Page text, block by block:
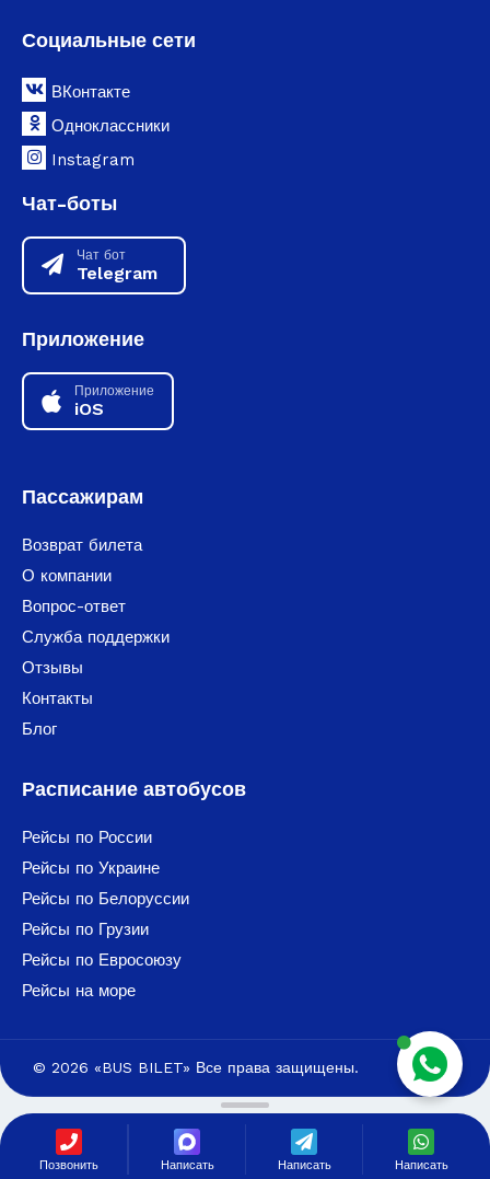
Социальные сети
ВКонтакте
Одноклассники
Instagram
Чат-боты
Чат бот
Telegram
Приложение
Приложение
iOS
Пассажирам
Возврат билета
О компании
Вопрос-ответ
Служба поддержки
Отзывы
Контакты
Блог
Расписание автобусов
Рейсы по России
Рейсы по Украине
Рейсы по Белоруссии
Рейсы по Грузии
Рейсы по Евросоюзу
Рейсы на море
© 2026 «BUS BILET» Все права защищены.
Позвонить Написать Написать Написать